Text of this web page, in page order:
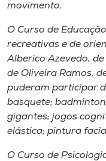
movimento.
O Curso de
recreativas e de
Alberico Azevedo, de
de Oliveira Ramos,
puderam participar
basquete;
gigantes; jogos
elástica; pintura
O Curso de